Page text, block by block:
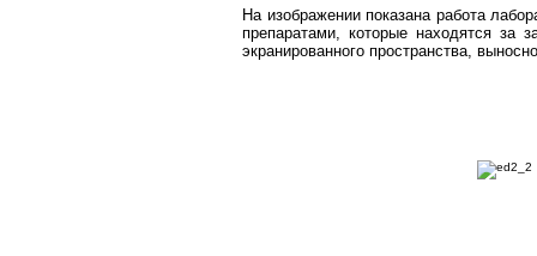
На изображении показана работа
препаратами, которые находятся за
экранированного пространства,